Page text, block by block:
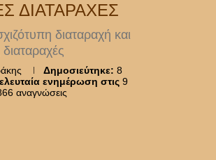
ΔΙΑΤΑΡΑΧΈΣ
διαταραχή και
Δημοσιεύτηκε: 8
ενημέρωση στις 9
αναγνώσεις